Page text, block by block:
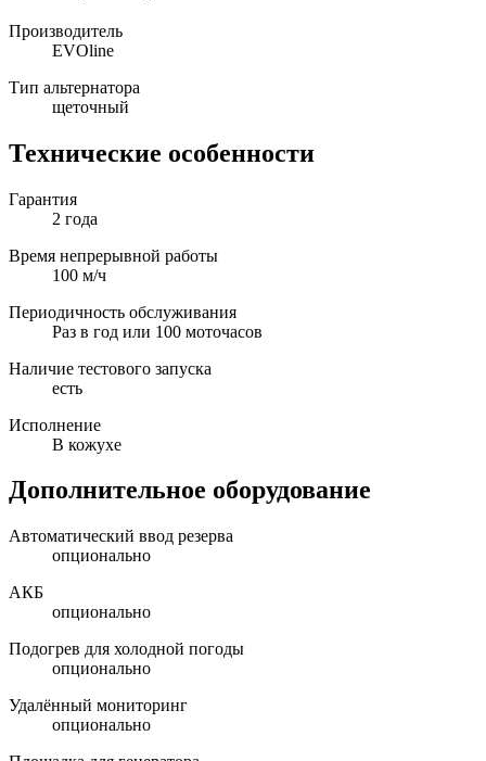
Производитель
EVOline
Тип альтернатора
щеточный
Технические особенности
Гарантия
2 года
Время непрерывной работы
100 м/ч
Периодичность обслуживания
Раз в год или 100 моточасов
Наличие тестового запуска
есть
Исполнение
В кожухе
Дополнительное оборудование
Автоматический ввод резерва
опционально
АКБ
опционально
Подогрев для холодной погоды
опционально
Удалённый мониторинг
опционально